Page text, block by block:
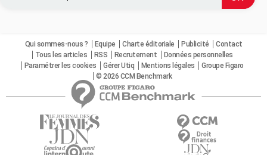
Qui sommes-nous ? Equipe Charte éditoriale Publicité
Contact
Tous les articles
RSS Recrutement
Données personnelles
Paramétrer les cookies
Gérer Utiq Mentions légales
Groupe Figaro
© 2026 CCM Benchmark